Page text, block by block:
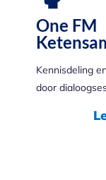
One FM
Kennisdeling
door